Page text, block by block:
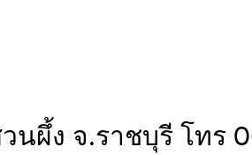
นผึ้ง จ.ราชบุรี โทร